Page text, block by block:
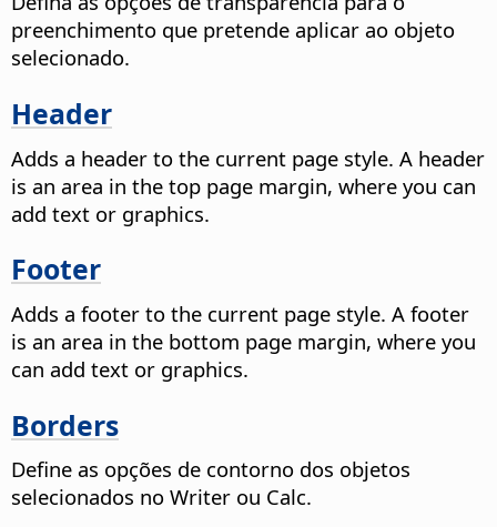
preenchimento que pretende aplicar ao objeto
selecionado.
Header
Adds a header to the current page style. A header
is an area in the top page margin, where you can
add text or graphics.
Footer
Adds a footer to the current page style. A footer
is an area in the bottom page margin, where you
can add text or graphics.
Borders
Define as opções de contorno dos objetos
selecionados no Writer ou Calc.